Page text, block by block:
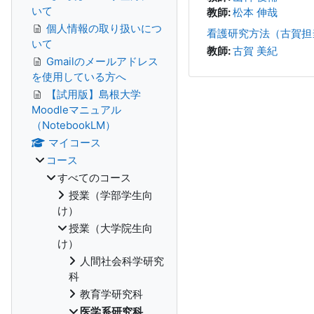
教師:松本 伸哉
看護研究方法（古賀
教師:古賀 美紀
いて
個人情報の取り扱いにつ
いて
Gmailのメールアドレス
を使用している方へ
【試用版】島根大学
Moodleマニュアル
（NotebookLM）
マイコース
コース
すべてのコース
授業（学部学生向
け）
授業（大学院生向
け）
人間社会科学研究
科
教育学研究科